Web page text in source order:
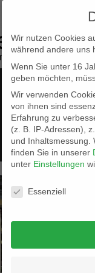
Wir nutzen Cookies
während andere uns
Wenn Sie unter 16
geben möchten,
Wir verwenden
von ihnen sind
Erfahrung zu
(z. B. IP-Adressen),
und Inhaltsmessung.
finden Sie in unserer
unter Einstellungen
Essenziell